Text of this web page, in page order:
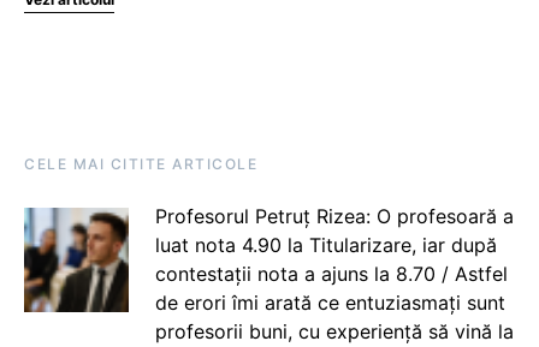
CELE MAI CITITE ARTICOLE
Profesorul Petruț Rizea: O profesoară a
luat nota 4.90 la Titularizare, iar după
contestații nota a ajuns la 8.70 / Astfel
de erori îmi arată ce entuziasmați sunt
profesorii buni, cu experiență să vină la